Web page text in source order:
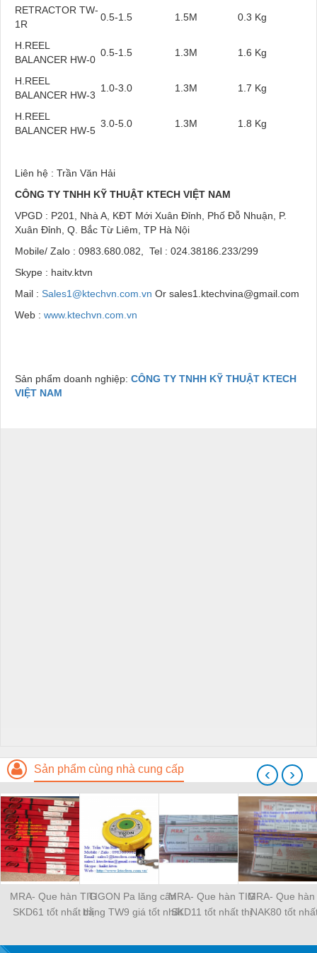
RETRACTOR TW-
1R
0.5-1.5 1.5M 0.3 Kg
H.REEL
BALANCER HW-0
0.5-1.5 1.3M 1.6 Kg
H.REEL
BALANCER HW-3
1.0-3.0 1.3M 1.7 Kg
H.REEL
BALANCER HW-5
3.0-5.0 1.3M 1.8 Kg
Liên hệ : Trần Văn Hải
CÔNG TY TNHH KỸ THUẬT KTECH VIỆT NAM
VPGD : P201, Nhà A, KĐT Mới Xuân Đỉnh, Phố Đỗ Nhuận, P.
Xuân Đỉnh, Q. Bắc Từ Liêm, TP Hà Nội
Mobile/ Zalo : 0983.680.082, Tel : 024.38186.233/299
Skype : haitv.ktvn
Mail : Sales1@ktechvn.com.vn Or sales1.ktechvina@gmail.com
Web : www.ktechvn.com.vn
Sản phẩm doanh nghiệp: CÔNG TY TNHH KỸ THUẬT KTECH
VIỆT NAM
Sản phẩm cùng nhà cung cấp
MRA- Que hàn TIG
SKD61 tốt nhất thị
TIGON Pa lăng cân
bằng TW9 giá tốt nhất
MRA- Que hàn TIG
SKD11 tốt nhất thị
MRA- Que hàn
NAK80 tốt
‹ ›